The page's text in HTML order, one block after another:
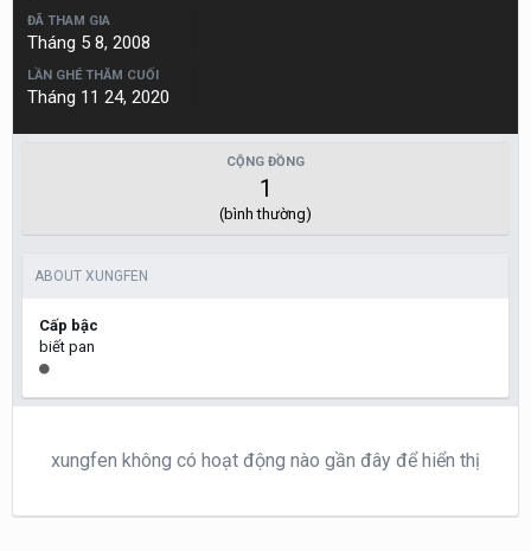
ĐÃ THAM GIA
Tháng 5 8, 2008
LẦN GHÉ THĂM CUỐI
Tháng 11 24, 2020
CỘNG ĐỒNG
1
(bình thường)
ABOUT XUNGFEN
Cấp bậc
biết pan
xungfen không có hoạt động nào gần đây để hiển thị